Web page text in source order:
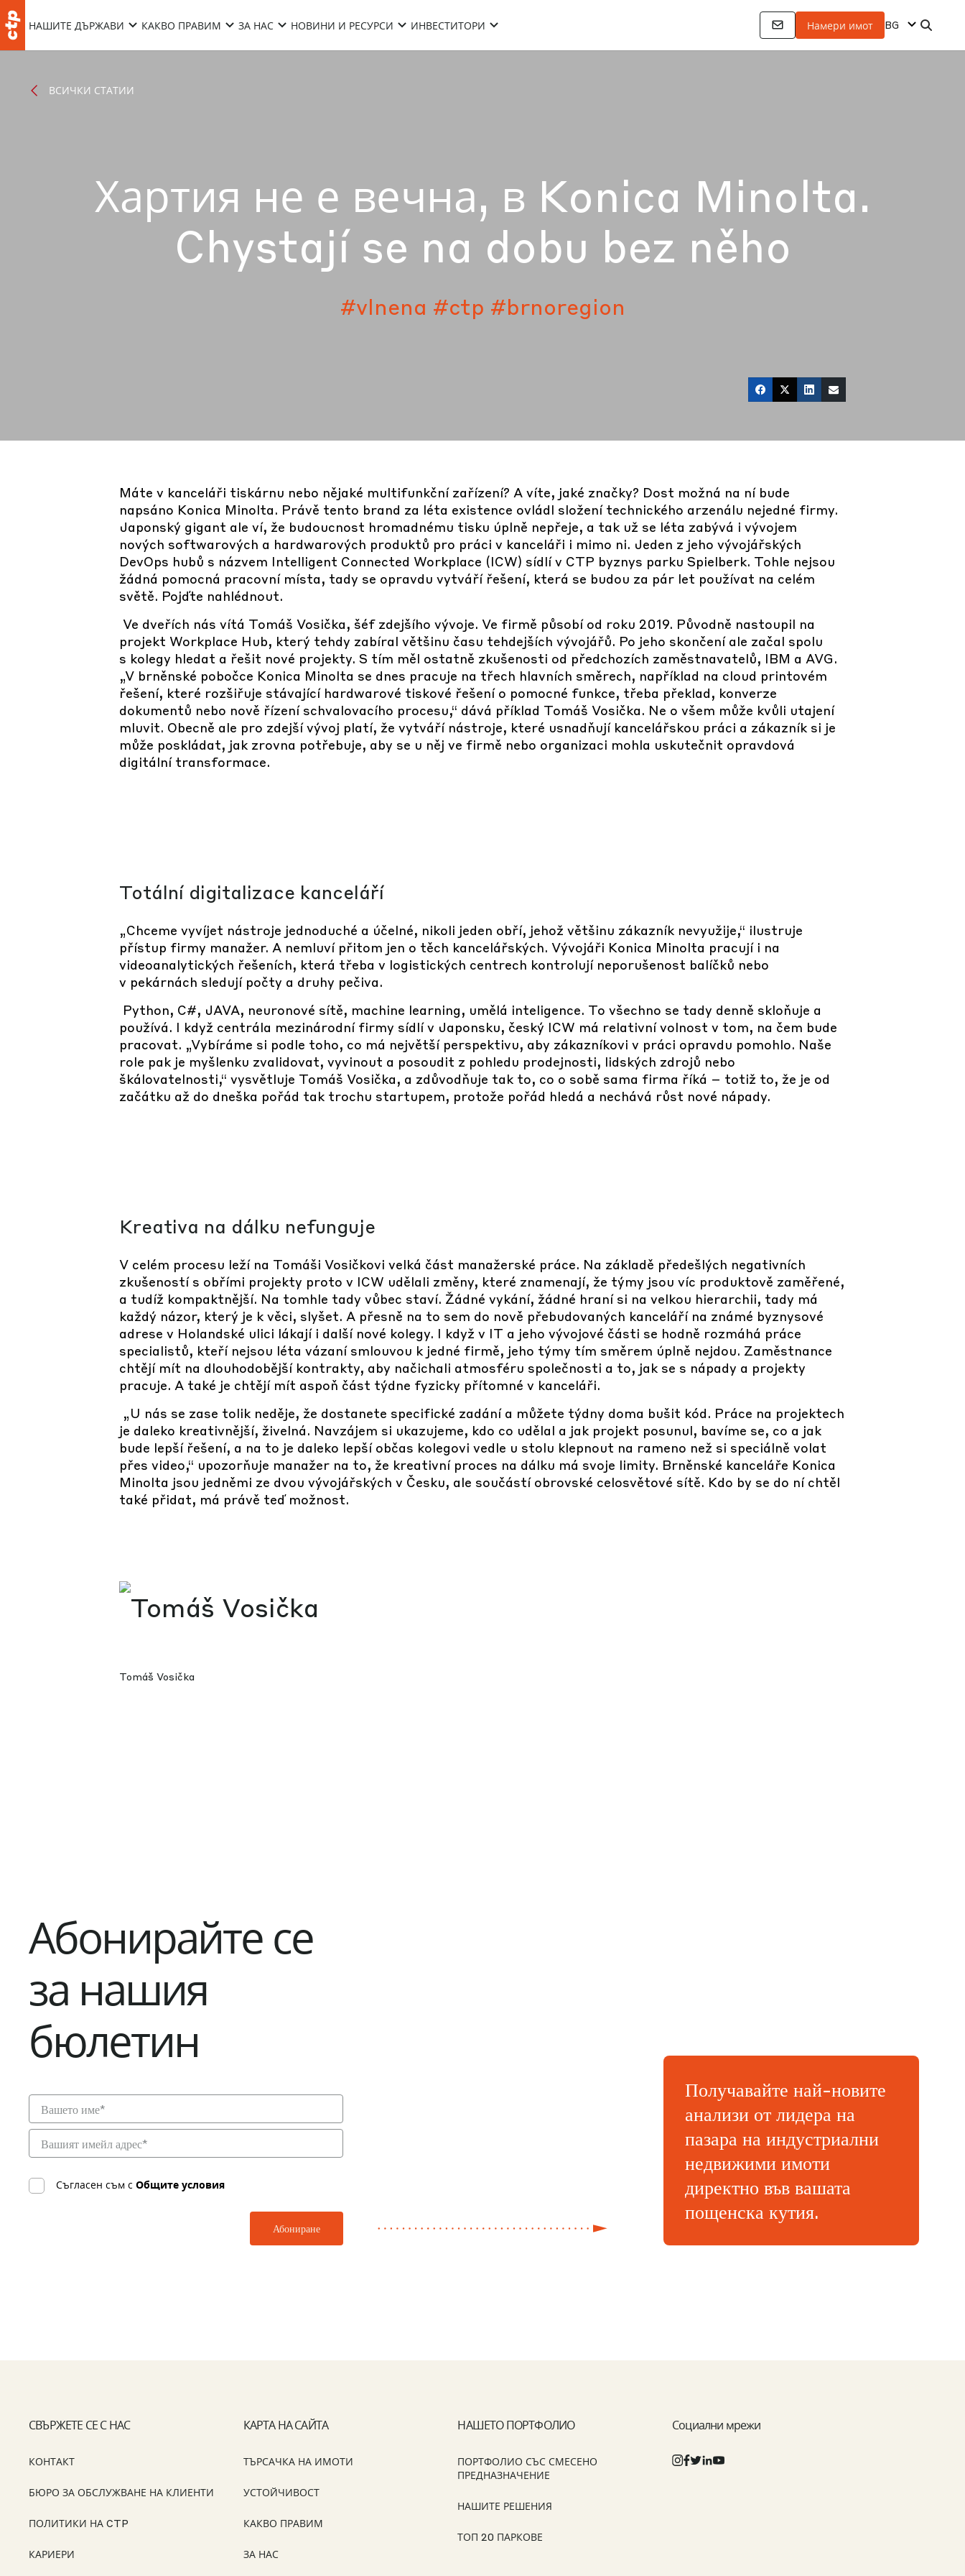
НАШИТЕ ДЪРЖАВИ КАКВО ПРАВИМ ЗА НАС НОВИНИ И РЕСУРСИ ИНВЕСТИТОРИ Намери имот BG
ВСИЧКИ СТАТИИ
Хартия не е вечна, в Konica Minolta.
Chystají se na dobu bez něho
#vlnena #ctp #brnoregion
Máte v kanceláři tiskárnu nebo nějaké multifunkční zařízení? A víte, jaké značky? Dost možná na ní bude
napsáno Konica Minolta. Právě tento brand za léta existence ovládl složení technického arzenálu nejedné firmy.
Japonský gigant ale ví, že budoucnost hromadnému tisku úplně nepřeje, a tak už se léta zabývá i vývojem
nových softwarových a hardwarových produktů pro práci v kanceláři i mimo ni. Jeden z jeho vývojářských
DevOps hubů s názvem Intelligent Connected Workplace (ICW) sídlí v CTP byznys parku Spielberk. Tohle nejsou
žádná pomocná pracovní místa, tady se opravdu vytváří řešení, která se budou za pár let používat na celém
světě. Pojďte nahlédnout.
Ve dveřích nás vítá Tomáš Vosička, šéf zdejšího vývoje. Ve firmě působí od roku 2019. Původně nastoupil na
projekt Workplace Hub, který tehdy zabíral většinu času tehdejších vývojářů. Po jeho skončení ale začal spolu
s kolegy hledat a řešit nové projekty. S tím měl ostatně zkušenosti od předchozích zaměstnavatelů, IBM a AVG.
„V brněnské pobočce Konica Minolta se dnes pracuje na třech hlavních směrech, například na cloud printovém
řešení, které rozšiřuje stávající hardwarové tiskové řešení o pomocné funkce, třeba překlad, konverze
dokumentů nebo nově řízení schvalovacího procesu,“ dává příklad Tomáš Vosička. Ne o všem může kvůli utajení
mluvit. Obecně ale pro zdejší vývoj platí, že vytváří nástroje, které usnadňují kancelářskou práci a zákazník si je
může poskládat, jak zrovna potřebuje, aby se u něj ve firmě nebo organizaci mohla uskutečnit opravdová
digitální transformace.
Totální digitalizace kanceláří
„Chceme vyvíjet nástroje jednoduché a účelné, nikoli jeden obří, jehož většinu zákazník nevyužije,“ ilustruje
přístup firmy manažer. A nemluví přitom jen o těch kancelářských. Vývojáři Konica Minolta pracují i na
videoanalytických řešeních, která třeba v logistických centrech kontrolují neporušenost balíčků nebo
v pekárnách sledují počty a druhy pečiva.
Python, C#, JAVA, neuronové sítě, machine learning, umělá inteligence. To všechno se tady denně skloňuje a
používá. I když centrála mezinárodní firmy sídlí v Japonsku, český ICW má relativní volnost v tom, na čem bude
pracovat. „Vybíráme si podle toho, co má největší perspektivu, aby zákazníkovi v práci opravdu pomohlo. Naše
role pak je myšlenku zvalidovat, vyvinout a posoudit z pohledu prodejnosti, lidských zdrojů nebo
škálovatelnosti,“ vysvětluje Tomáš Vosička, a zdůvodňuje tak to, co o sobě sama firma říká – totiž to, že je od
začátku až do dneška pořád tak trochu startupem, protože pořád hledá a nechává růst nové nápady.
Kreativa na dálku nefunguje
V celém procesu leží na Tomáši Vosičkovi velká část manažerské práce. Na základě předešlých negativních
zkušeností s obřími projekty proto v ICW udělali změny, které znamenají, že týmy jsou víc produktově zaměřené,
a tudíž kompaktnější. Na tomhle tady vůbec staví. Žádné vykání, žádné hraní si na velkou hierarchii, tady má
každý názor, který je k věci, slyšet. A přesně na to sem do nově přebudovaných kanceláří na známé byznysové
adrese v Holandské ulici lákají i další nové kolegy. I když v IT a jeho vývojové části se hodně rozmáhá práce
specialistů, kteří nejsou léta vázaní smlouvou k jedné firmě, jeho týmy tím směrem úplně nejdou. Zaměstnance
chtějí mít na dlouhodobější kontrakty, aby načichali atmosféru společnosti a to, jak se s nápady a projekty
pracuje. A také je chtějí mít aspoň část týdne fyzicky přítomné v kanceláři.
„U nás se zase tolik neděje, že dostanete specifické zadání a můžete týdny doma bušit kód. Práce na projektech
je daleko kreativnější, živelná. Navzájem si ukazujeme, kdo co udělal a jak projekt posunul, bavíme se, co a jak
bude lepší řešení, a na to je daleko lepší občas kolegovi vedle u stolu klepnout na rameno než si speciálně volat
přes video,“ upozorňuje manažer na to, že kreativní proces na dálku má svoje limity. Brněnské kanceláře Konica
Minolta jsou jedněmi ze dvou vývojářských v Česku, ale součástí obrovské celosvětové sítě. Kdo by se do ní chtěl
také přidat, má právě teď možnost.
Tomáš Vosička
Абонирайте се
за нашия
бюлетин
Съгласен съм с Общите условия
Получавайте най-новите
анализи от лидера на
пазара на индустриални
недвижими имоти
директно във вашата
пощенска кутия.
СВЪРЖЕТЕ СЕ С НАС
КОНТАКТ
БЮРО ЗА ОБСЛУЖВАНЕ НА КЛИЕНТИ
ПОЛИТИКИ НА CTP
КАРИЕРИ
КАРТА НА САЙТА
ТЪРСАЧКА НА ИМОТИ
УСТОЙЧИВОСТ
КАКВО ПРАВИМ
ЗА НАС
НАШЕТО ПОРТФОЛИО
ПОРТФОЛИО СЪС СМЕСЕНО
ПРЕДНАЗНАЧЕНИЕ
НАШИТЕ РЕШЕНИЯ
ТОП 20 ПАРКОВЕ
Социални мрежи